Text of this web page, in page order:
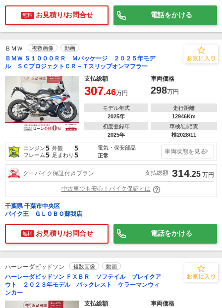
無料 お見積り/お問合せ 電話をかける
ＢＭＷ 複数画像 動画
ＢＭＷ Ｓ１０００ＲＲ Ｍパッケージ ２０２５年モデ
ル ＳＣプロジェクトＣＲ－Ｔスリップオンマフラー
支払総額
車両価格
307.46万円 298万円
モデル年式
2025年
走行距離
12946Km
初度登録年
2025年
車検/自賠責
検2028/11
エンジン5 外観 5
フレーム5 足まわり 5
電気・保安部品
正常
車両状態を見る
グーバイク保証付きプラン 支払総額 314.25 万円
中古車でも安心！バイク保証とは
千葉県 千葉市中央区
バイク王 ＧＬＯＢＯ蘇我店
無料 お見積り/お問合せ 電話をかける
ハーレーダビッドソン 複数画像 動画
ハーレーダビッドソン ＦＸＢＲ ソフテイル ブレイクア
ウト ２０２３年モデル バックレスト ケラーマンウィ
ンカー
支払総額
車両価格